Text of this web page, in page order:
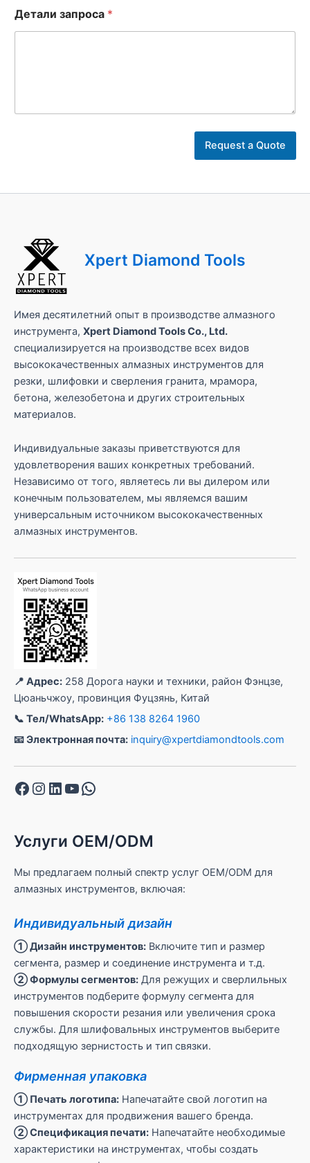
Детали запроса *
Request a Quote
Xpert Diamond Tools
Имея десятилетний опыт в производстве алмазного
инструмента, Xpert Diamond Tools Co., Ltd.
специализируется на производстве всех видов
высококачественных алмазных инструментов для
резки, шлифовки и сверления гранита, мрамора,
бетона, железобетона и других строительных
материалов.
Индивидуальные заказы приветствуются для
удовлетворения ваших конкретных требований.
Независимо от того, являетесь ли вы дилером или
конечным пользователем, мы являемся вашим
универсальным источником высококачественных
алмазных инструментов.
📍 Адрес: 258 Дорога науки и техники, район Фэнцзе,
Цюаньчжоу, провинция Фуцзянь, Китай
📞 Тел/WhatsApp: +86 138 8264 1960
📧 Электронная почта: inquiry@xpertdiamondtools.com
Facebook
Instagram
LinkedIn
YouTube
WhatsApp
Услуги OEM/ODM
Мы предлагаем полный спектр услуг OEM/ODM для
алмазных инструментов, включая:
Индивидуальный дизайн
① Дизайн инструментов: Включите тип и размер
сегмента, размер и соединение инструмента и т.д.
② Формулы сегментов: Для режущих и сверлильных
инструментов подберите формулу сегмента для
повышения скорости резания или увеличения срока
службы. Для шлифовальных инструментов выберите
подходящую зернистость и тип связки.
Фирменная упаковка
① Печать логотипа: Напечатайте свой логотип на
инструментах для продвижения вашего бренда.
② Спецификация печати: Напечатайте необходимые
характеристики на инструментах, чтобы создать